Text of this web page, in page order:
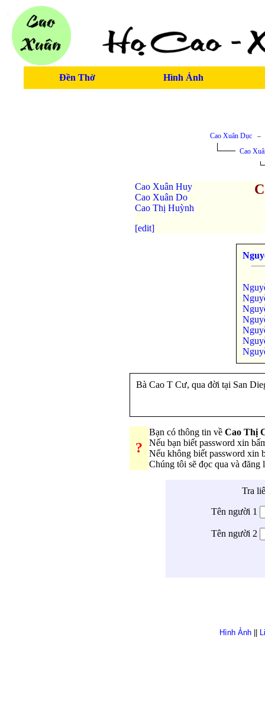
Đền Thờ Hình Ảnh
Cao Xuân Dục
Cao
Cao Xuân Huy
Cao Xuân Do
Cao Thị Huỳnh
[edit]
Bà Cao T Cư, qua đời tại San
?
Bạn có thông tin về Cao Thị
Nếu bạn biết password xin
Nếu không biết password xin
Chúng tôi sẽ đọc qua và đăng
Tra
Tên người 1
Tên người 2
Hình Ảnh